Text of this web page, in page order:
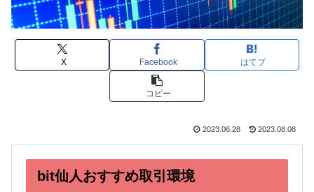
X Facebook はてブ
コピー
2023.06.28 2023.08.08
bit仙人おすすめ取引環境